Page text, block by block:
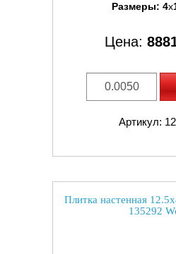
Размеры: 4x
Цена:
Артикул:
Плитка настенная
135292